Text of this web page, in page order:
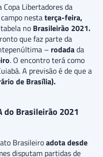
Libertadores da
nestaterça-feira,
no Brasileirão 2021.
que faz parte da
– rodadada
. O encontro terá como
A previsão é de que a
de Brasília).
do Brasileirão 2021
Brasileiroadota desde
disputam partidas de